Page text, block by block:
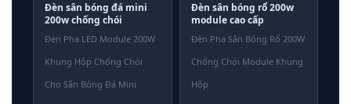
Đèn sân bóng đá mini
200w chống chói
Đèn Pha LED Module 200W
Khung Hộp Chống Chói
Cho Sân Bóng Đá Mini
Đèn sân bóng rổ 200w
module cao cấp
Đèn Pha Sân Bóng Rổ 200W
Chống Chói Module Khung
Hộp